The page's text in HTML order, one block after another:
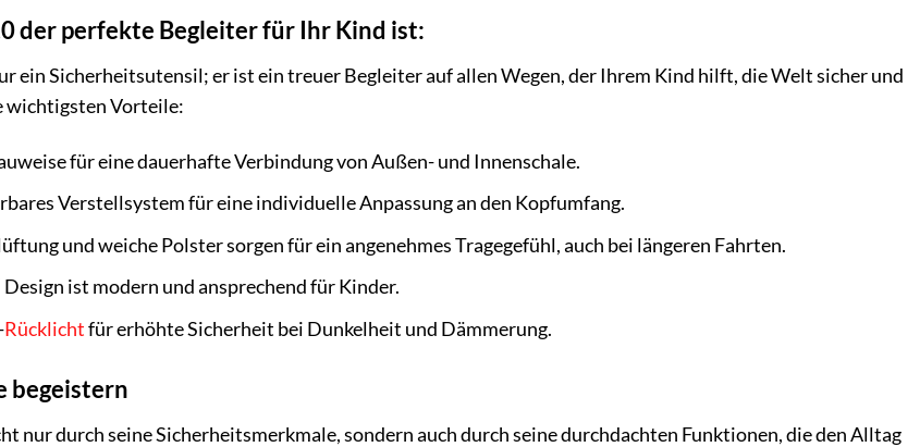
der perfekte Begleiter für Ihr Kind ist:
ein Sicherheitsutensil; er ist ein treuer Begleiter auf allen Wegen, der Ihrem Kind hilft, die Welt sicher und
wichtigsten Vorteile:
für eine dauerhafte Verbindung von Außen- und Innenschale.
Verstellsystem für eine individuelle Anpassung an den Kopfumfang.
und weiche Polster sorgen für ein angenehmes Tragegefühl, auch bei längeren Fahrten.
Design ist modern und ansprechend für Kinder.
Rücklichtfür erhöhte Sicherheit bei Dunkelheit und Dämmerung.
begeistern
nur durch seine Sicherheitsmerkmale, sondern auch durch seine durchdachten Funktionen, die den Alltag